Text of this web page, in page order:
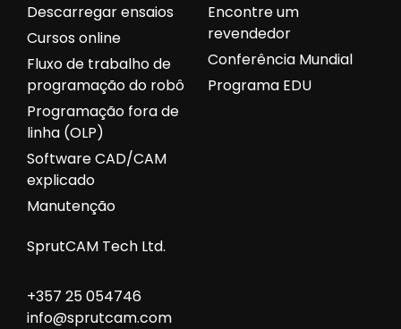
Encontre um
revendedor
Conferência Mundial
Programa EDU
Descarregar ensaios
Cursos online
Fluxo de trabalho de
programação do robô
Programação fora de
linha (OLP)
Software CAD/CAM
explicado
Manutenção
SprutCAM Tech Ltd.
+357 25 054746
info@sprutcam.com